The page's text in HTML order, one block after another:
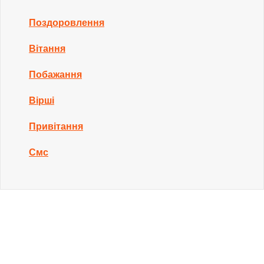
Поздоровлення
Вітання
Побажання
Вірші
Привітання
Смс